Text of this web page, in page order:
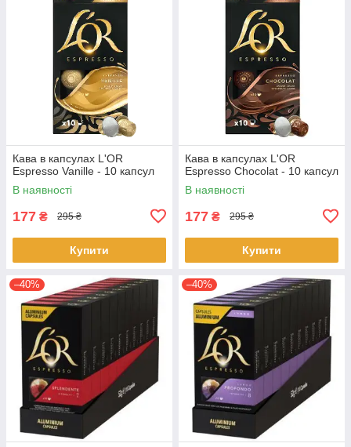
Кава в капсулах L'OR
Espresso Vanille - 10 капсул
В наявності
177 ₴ 295 ₴
Купити
Кава в капсулах L'OR
Espresso Chocolat - 10 капсул
В наявності
177 ₴ 295 ₴
Купити
–40% –40%